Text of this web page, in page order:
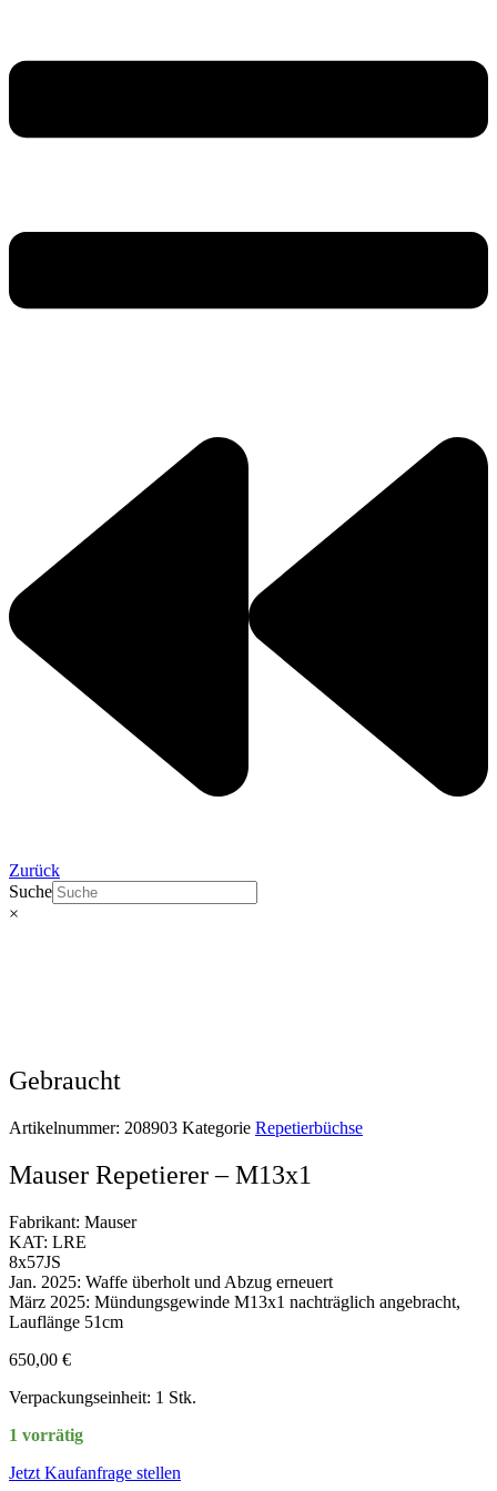
Zurück
Suche
×
Gebraucht
Artikelnummer: 208903 Kategorie Repetierbüchse
Mauser Repetierer – M13x1
Fabrikant: Mauser
KAT: LRE
8x57JS
Jan. 2025: Waffe überholt und Abzug erneuert
März 2025: Mündungsgewinde M13x1 nachträglich angebracht,
Lauflänge 51cm
650,00 €
Verpackungseinheit: 1 Stk.
1 vorrätig
Jetzt Kaufanfrage stellen